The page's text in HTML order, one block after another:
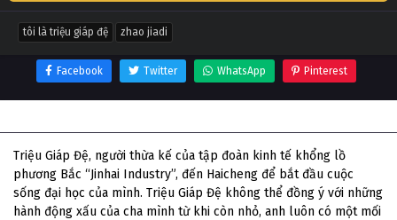
tôi là triệu giáp đệ zhao jiadi
Facebook Twitter WhatsApp Pinterest
Triệu Giáp Đệ, người thừa kế của tập đoàn kinh tế khổng lồ
phương Bắc “Jinhai Industry”, đến Haicheng để bắt đầu cuộc
sống đại học của mình. Triệu Giáp Đệ không thể đồng ý với những
hành động xấu của cha mình từ khi còn nhỏ, anh luôn có một mối